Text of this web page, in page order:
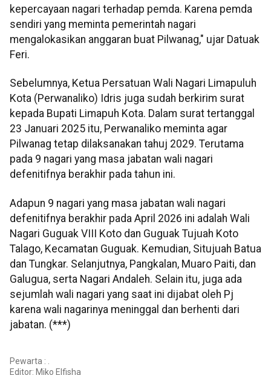
kepercayaan nagari terhadap pemda. Karena pemda
sendiri yang meminta pemerintah nagari
mengalokasikan anggaran buat Pilwanag," ujar Datuak
Feri.
Sebelumnya, Ketua Persatuan Wali Nagari Limapuluh
Kota (Perwanaliko) Idris juga sudah berkirim surat
kepada Bupati Limapuh Kota. Dalam surat tertanggal
23 Januari 2025 itu, Perwanaliko meminta agar
Pilwanag tetap dilaksanakan tahuj 2029. Terutama
pada 9 nagari yang masa jabatan wali nagari
defenitifnya berakhir pada tahun ini.
Adapun 9 nagari yang masa jabatan wali nagari
defenitifnya berakhir pada April 2026 ini adalah Wali
Nagari Guguak VIII Koto dan Guguak Tujuah Koto
Talago, Kecamatan Guguak. Kemudian, Situjuah Batua
dan Tungkar. Selanjutnya, Pangkalan, Muaro Paiti, dan
Galugua, serta Nagari Andaleh. Selain itu, juga ada
sejumlah wali nagari yang saat ini dijabat oleh Pj
karena wali nagarinya meninggal dan berhenti dari
jabatan. (***)
Pewarta : .
Editor: Miko Elfisha